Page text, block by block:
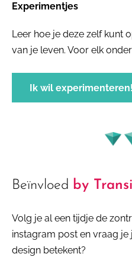
Experimentjes
Leer hoe je deze zelf kunt
van je leven. Voor elk
Ik wil experimenteren!
Beïnvloed by
Volg je al een tijdje de
instagram post en vraag
design betekent?